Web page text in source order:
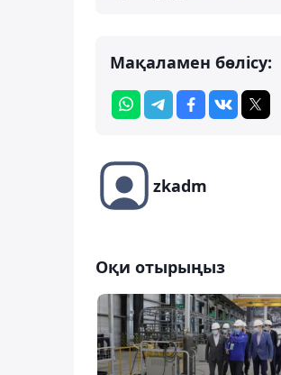
Мақаламен бөлісу:
zkadm
Оқи отырыңыз